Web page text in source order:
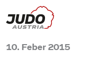
10. Feber 2015